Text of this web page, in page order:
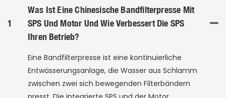
1
Was Ist Eine Chinesische Bandfilterpresse Mit
SPS Und Motor Und Wie Verbessert Die SPS
Ihren Betrieb?
Eine Bandfilterpresse ist eine kontinuierliche
Entwässerungsanlage, die Wasser aus Schlamm
zwischen zwei sich bewegenden Filterbändern